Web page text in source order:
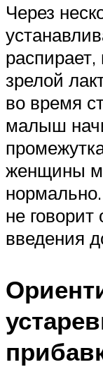
Через
зрелой
во время
малыш
женщины
не
введения